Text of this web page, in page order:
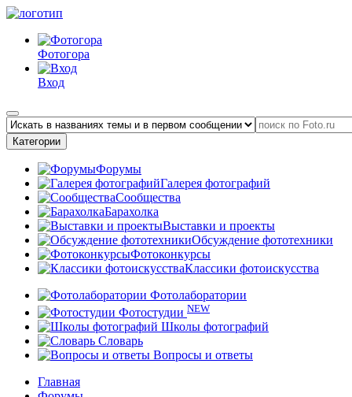
Фотогора
Вход
Категории
Форумы
Галерея фотографий
Сообщества
Барахолка
Выставки и проекты
Обсуждение фототехники
Фотоконкурсы
Классики фотоискусства
Фотолаборатории
Фотостудии NEW
Школы фотографий
Словарь
Вопросы и ответы
Главная